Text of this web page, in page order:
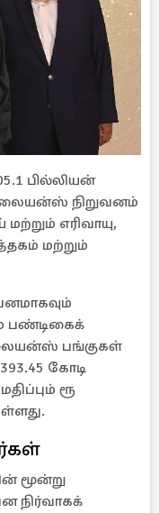
பில்லியன்
நிறுவனம்
எரிவாயு,
மற்றும்
பண்டிகைக்
பங்குகள்
கோடி
ரூ
மூன்று
நிர்வாகக்